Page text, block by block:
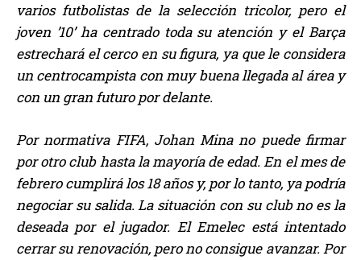
varios futbolistas de la selección tricolor, pero el
joven ’10’ ha centrado toda su atención y el Barça
estrechará el cerco en su figura, ya que le considera
un centrocampista con muy buena llegada al área y
con un gran futuro por delante.
Por normativa FIFA, Johan Mina no puede firmar
por otro club hasta la mayoría de edad. En el mes de
febrero cumplirá los 18 años y, por lo tanto, ya podría
negociar su salida. La situación con su club no es la
deseada por el jugador. El Emelec está intentado
cerrar su renovación, pero no consigue avanzar. Por